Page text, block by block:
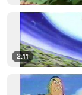
2:11